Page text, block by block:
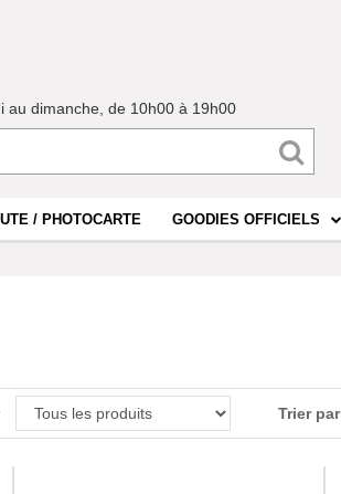
dimanche, de 10h00 à 19h00
/ PHOTOCARTE GOODIES OFFICIELS
Trier par